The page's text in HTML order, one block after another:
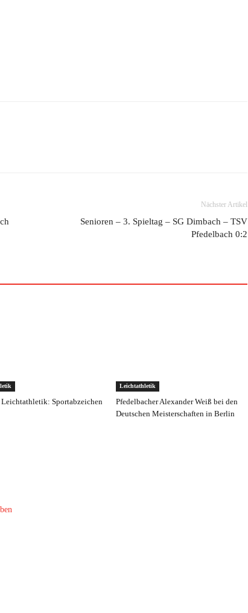
Nächster Artikel
Senioren – 3. Spieltag – SG Dimbach – TSV
Pfedelbach 0:2
Sportabzeichen
Leichtathletik
Pfedelbacher Alexander Weiß bei den
Deutschen Meisterschaften in Berlin